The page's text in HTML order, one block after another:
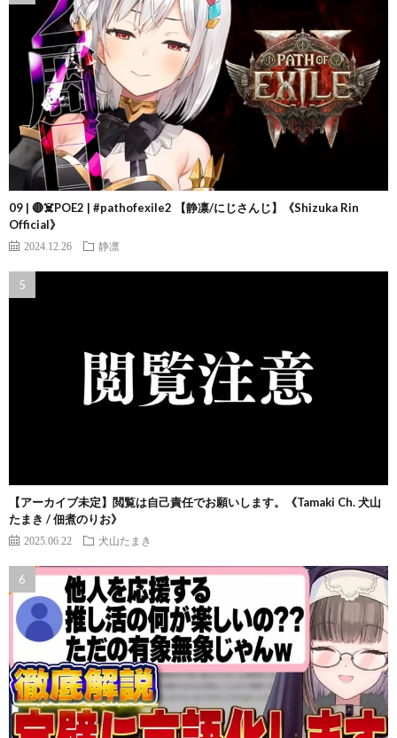
09 | 🔴☠️POE2 | #pathofexile2 【静凛/にじさんじ】《Shizuka Rin
Official》
2024.12.26 静凛
【アーカイブ未定】閲覧は自己責任でお願いします。《Tamaki Ch. 犬山
たまき / 佃煮のりお》
2025.06.22 犬山たまき